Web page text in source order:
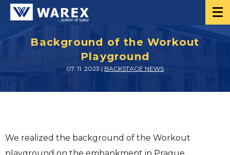
Background of the Workout
Playground
07. 11. 2023 | BACKSTAGE NEWS
We realized the background of the Workout